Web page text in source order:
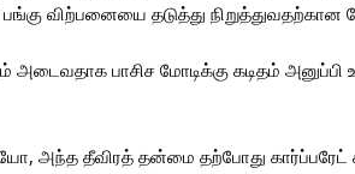
விற்பனையை தடுத்து நிறுத்துவதற்கான
பாசிச மோடிக்கு கடிதம் அனுப்பி
தீவிரத் தன்மை தற்போது கார்ப்பரேட்